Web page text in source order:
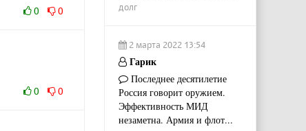
0 0
0 0
долг
2 марта 2022 13:54
Гарик
Последнее десятилетие
Россия говорит оружием.
Эффективность МИД
незаметна. Армия и флот...